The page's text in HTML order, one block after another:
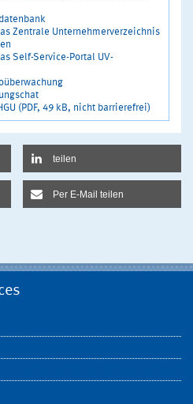
Zentrale Unternehmerverzeichnis
Self-Service-Portal UV-
(PDF, 49 kB, nicht barrierefrei)
teilen
Per E-Mail teilen